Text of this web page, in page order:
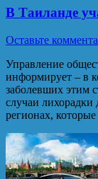
В Таиланде
Оставьте
Управление
информирует – в
заболевших этим
случаи лихорадки
регионах,